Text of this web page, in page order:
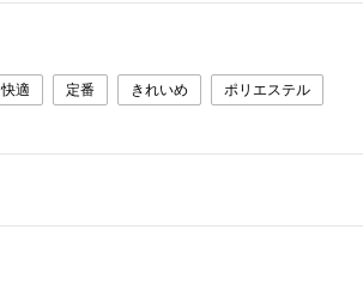
快適 定番 きれいめ ポリエステル